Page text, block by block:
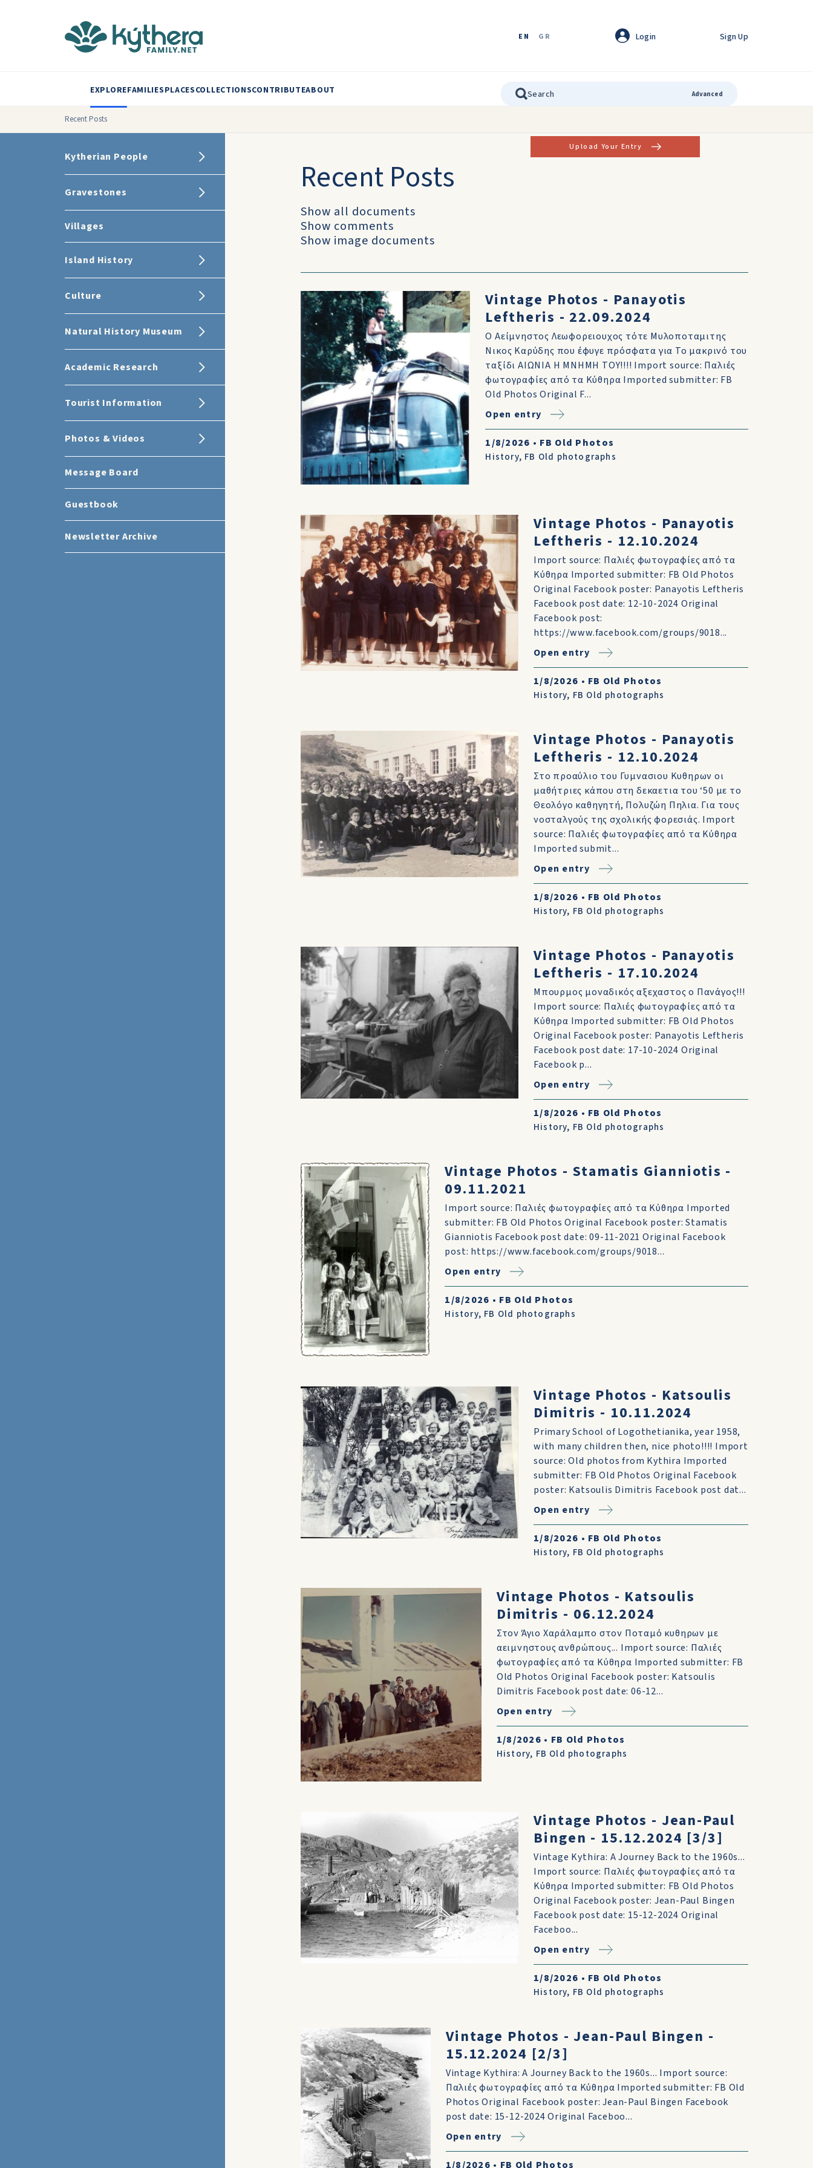
EN GR Login Sign Up
EXPLOREFAMILIESPLACESCOLLECTIONSCONTRIBUTEABOUT Advanced
Recent Posts
Kytherian People
Gravestones
Villages
Island History
Culture
Natural History Museum
Academic Research
Tourist Information
Photos & Videos
Message Board
Guestbook
Newsletter Archive
Upload Your Entry
Recent Posts
Show all documents
Show comments
Show image documents
Vintage Photos - Panayotis
Leftheris - 22.09.2024
Ο Αείμνηστος Λεωφορειουχος τότε Μυλοποταμιτης
Νικος Καρύδης που έφυγε πρόσφατα για Το μακρινό του
ταξίδι ΑΙΩΝΙΑ Η ΜΝΗΜΗ ΤΟΥ!!!! Import source: Παλιές
φωτογραφίες από τα Κύθηρα Imported submitter: FB
Old Photos Original F...
Open entry
1/8/2026 • FB Old Photos
History, FB Old photographs
Vintage Photos - Panayotis
Leftheris - 12.10.2024
Import source: Παλιές φωτογραφίες από τα
Κύθηρα Imported submitter: FB Old Photos
Original Facebook poster: Panayotis Leftheris
Facebook post date: 12-10-2024 Original
Facebook post:
https://www.facebook.com/groups/9018...
Open entry
1/8/2026 • FB Old Photos
History, FB Old photographs
Vintage Photos - Panayotis
Leftheris - 12.10.2024
Στο προαύλιο του Γυμνασιου Κυθηρων οι
μαθήτριες κάπου στη δεκαετια του ‘50 με το
Θεολόγο καθηγητή, Πολυζώη Πηλια. Για τους
νοσταλγούς της σχολικής φορεσιάς. Import
source: Παλιές φωτογραφίες από τα Κύθηρα
Imported submit...
Open entry
1/8/2026 • FB Old Photos
History, FB Old photographs
Vintage Photos - Panayotis
Leftheris - 17.10.2024
Μπουρμος μοναδικός αξεχαστος ο Πανάγος!!!
Import source: Παλιές φωτογραφίες από τα
Κύθηρα Imported submitter: FB Old Photos
Original Facebook poster: Panayotis Leftheris
Facebook post date: 17-10-2024 Original
Facebook p...
Open entry
1/8/2026 • FB Old Photos
History, FB Old photographs
Vintage Photos - Stamatis Gianniotis -
09.11.2021
Import source: Παλιές φωτογραφίες από τα Κύθηρα Imported
submitter: FB Old Photos Original Facebook poster: Stamatis
Gianniotis Facebook post date: 09-11-2021 Original Facebook
post: https://www.facebook.com/groups/9018...
Open entry
1/8/2026 • FB Old Photos
History, FB Old photographs
Vintage Photos - Katsoulis
Dimitris - 10.11.2024
Primary School of Logothetianika, year 1958,
with many children then, nice photo!!!! Import
source: Old photos from Kythira Imported
submitter: FB Old Photos Original Facebook
poster: Katsoulis Dimitris Facebook post dat...
Open entry
1/8/2026 • FB Old Photos
History, FB Old photographs
Vintage Photos - Katsoulis
Dimitris - 06.12.2024
Στον Άγιο Χαράλαμπο στον Ποταμό κυθηρων με
αειμνηστους ανθρώπους... Import source: Παλιές
φωτογραφίες από τα Κύθηρα Imported submitter: FB
Old Photos Original Facebook poster: Katsoulis
Dimitris Facebook post date: 06-12...
Open entry
1/8/2026 • FB Old Photos
History, FB Old photographs
Vintage Photos - Jean-Paul
Bingen - 15.12.2024 [3/3]
Vintage Kythira: A Journey Back to the 1960s...
Import source: Παλιές φωτογραφίες από τα
Κύθηρα Imported submitter: FB Old Photos
Original Facebook poster: Jean-Paul Bingen
Facebook post date: 15-12-2024 Original
Faceboo...
Open entry
1/8/2026 • FB Old Photos
History, FB Old photographs
Vintage Photos - Jean-Paul Bingen -
15.12.2024 [2/3]
Vintage Kythira: A Journey Back to the 1960s... Import source:
Παλιές φωτογραφίες από τα Κύθηρα Imported submitter: FB Old
Photos Original Facebook poster: Jean-Paul Bingen Facebook
post date: 15-12-2024 Original Faceboo...
Open entry
1/8/2026 • FB Old Photos